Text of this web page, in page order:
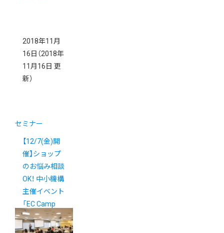
2018年11月
16日 （2018年
11月16日 更
新）
セミナー
【12/7(金)開
催】ショップ
のお悩み相談
OK！ 中小機構
主催イベント
「EC Camp
2018」のご案
内